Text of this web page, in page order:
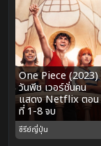
One Piece (2023)
วันพีช เวอร์ชั่นคน
แสดง Netflix ตอน
ที่ 1-8 จบ
ซีรีย์ญี่ปุ่น